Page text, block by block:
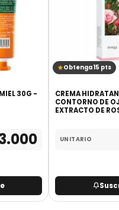
30G -
Obtenga 15 pts
CREMA
CONTORNO DE
EXTRACTO DE
UNITARIO